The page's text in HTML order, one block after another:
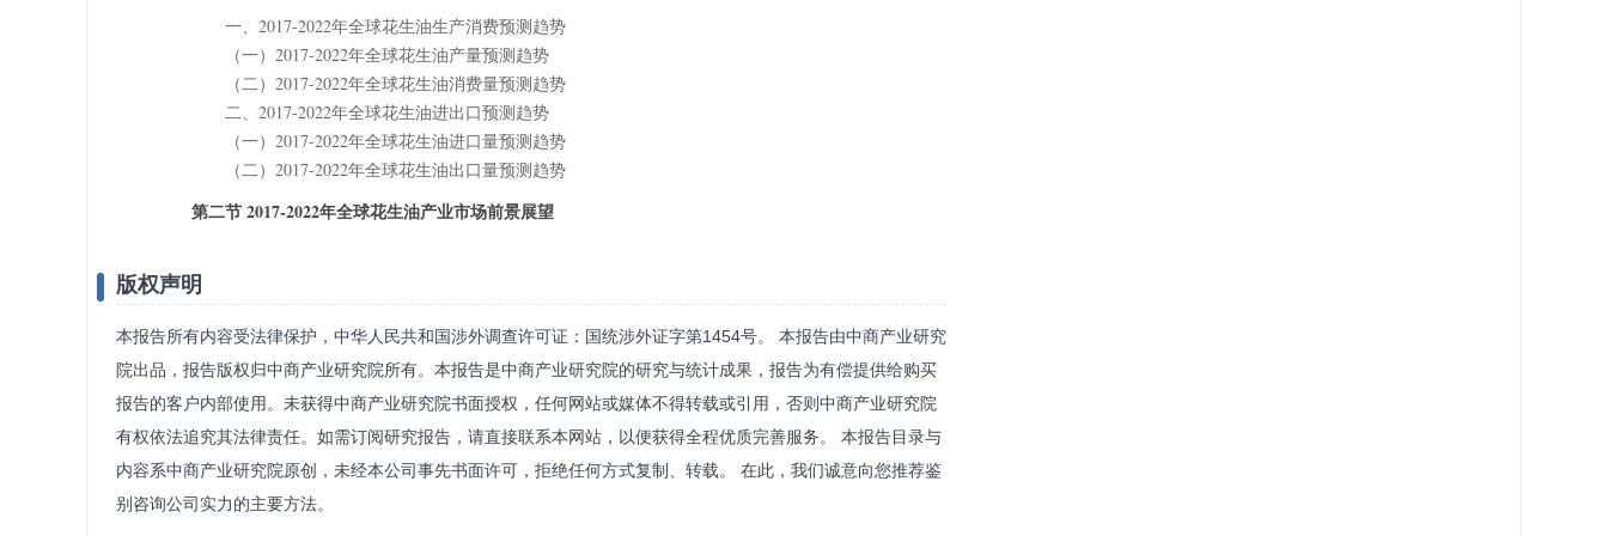
一、2017-2022年全球花生油生产消费预测趋势
（一）2017-2022年全球花生油产量预测趋势
（二）2017-2022年全球花生油消费量预测趋势
二、2017-2022年全球花生油进出口预测趋势
（一）2017-2022年全球花生油进口量预测趋势
（二）2017-2022年全球花生油出口量预测趋势
第二节 2017-2022年全球花生油产业市场前景展望
版权声明
本报告所有内容受法律保护，中华人民共和国涉外调查许可证：国统涉外证字第1454号。 本报告由中商产业研究
院出品，报告版权归中商产业研究院所有。本报告是中商产业研究院的研究与统计成果，报告为有偿提供给购买
报告的客户内部使用。未获得中商产业研究院书面授权，任何网站或媒体不得转载或引用，否则中商产业研究院
有权依法追究其法律责任。如需订阅研究报告，请直接联系本网站，以便获得全程优质完善服务。 本报告目录与
内容系中商产业研究院原创，未经本公司事先书面许可，拒绝任何方式复制、转载。 在此，我们诚意向您推荐鉴
别咨询公司实力的主要方法。